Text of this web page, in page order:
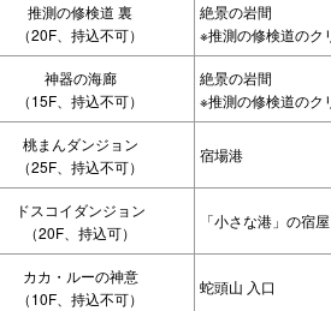
推測の修検道 裏
（20F、持込不可）
絶景の岩間
※推測の修検道のク
神器の海廊
（15F、持込不可）
絶景の岩間
※推測の修検道のク
桃まんダンジョン
（25F、持込不可）
宿場港
ドスコイダンジョン
（20F、持込可）
「小さな港」の宿屋
カカ・ルーの神意
（10F、持込不可）
蛇頭山 入口